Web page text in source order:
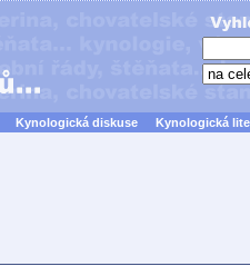
Kynologická diskuse Kynologická